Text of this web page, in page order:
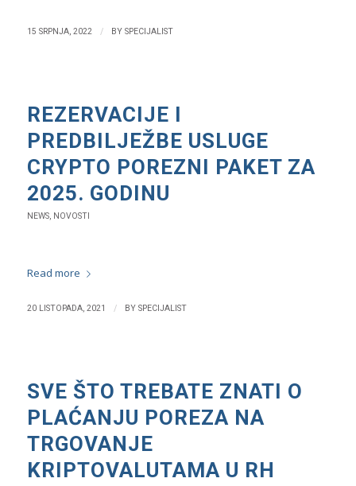
15 SRPNJA, 2022 / BY SPECIJALIST
REZERVACIJE I
PREDBILJEŽBE USLUGE
CRYPTO POREZNI PAKET ZA
2025. GODINU
NEWS, NOVOSTI
Read more
20 LISTOPADA, 2021 / BY SPECIJALIST
SVE ŠTO TREBATE ZNATI O
PLAĆANJU POREZA NA
TRGOVANJE
KRIPTOVALUTAMA U RH